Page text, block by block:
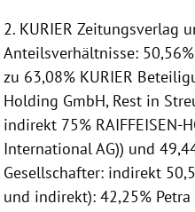
2. KURIER Zeitungsverlag
Anteilsverhältnisse:
zu 63,08% KURIER
Holding GmbH, Rest in
indirekt 75% RAIFFEISEN-
International AG)) und
Gesellschafter: indirekt
und indirekt): 42,25%